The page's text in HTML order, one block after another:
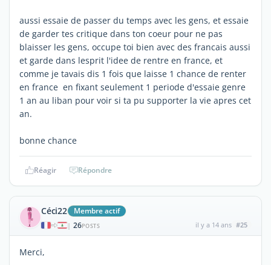
aussi essaie de passer du temps avec les gens, et essaie
de garder tes critique dans ton coeur pour ne pas
blaisser les gens, occupe toi bien avec des francais aussi
et garde dans lesprit l'idee de rentre en france, et
comme je tavais dis 1 fois que laisse 1 chance de renter
en france en fixant seulement 1 periode d'essaie genre
1 an au liban pour voir si ta pu supporter la vie apres cet
an.
bonne chance
Réagir Répondre
Céci22 Membre actif
| 26POSTS il y a 14 ans #25
Merci,